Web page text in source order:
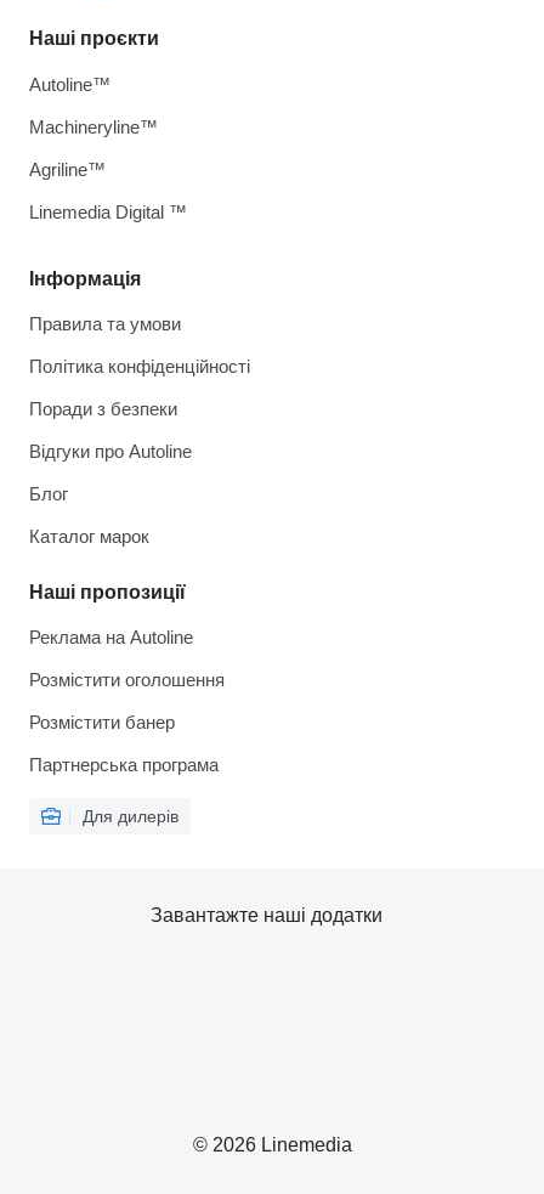
Інформація
Правила та умови
Політика конфіденційності
Поради з безпеки
Відгуки про Autoline
Блог
Каталог марок
Наші пропозиції
Реклама на Autoline
Розмістити оголошення
Розмістити банер
Партнерська програма
Для дилерів
Наші проєкти
Autoline™
Machineryline™
Agriline™
Linemedia Digital ™
© 2026 Linemedia
Завантажте наші додатки